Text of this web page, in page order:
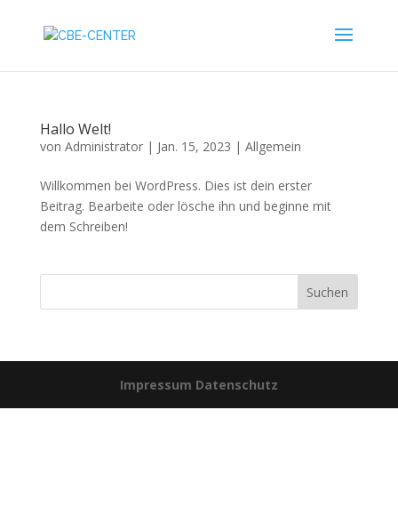
Hallo Welt!
von Administrator| Jan. 15, 2023 | Allgemein
Willkommen bei WordPress. Dies ist dein erster
Beitrag. Bearbeite oder lösche ihn und beginne mit
dem Schreiben!
Suchen
Impressum Datenschutz